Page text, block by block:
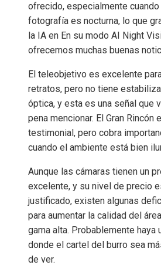
ofrecido, especialmente cuando
fotografía es nocturna, lo que
la IA en En su modo AI Night
ofrecemos muchas buenas
El teleobjetivo es excelente
retratos, pero no tiene
óptica, y esta es una señal que
pena mencionar. El Gran Rincón
testimonial, pero cobra
cuando el ambiente está bien
Aunque las cámaras tienen un
excelente, y su nivel de precio
justificado, existen algunas
para aumentar la calidad del
gama alta. Probablemente haya
donde el cartel del burro sea
de ver.